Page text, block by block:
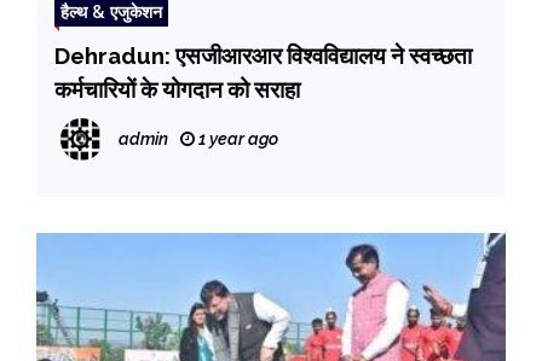
हैल्थ & एजुकेशन
Dehradun: एसजीआरआर विश्वविद्यालय ने स्वच्छता
कर्मचारियों के योगदान को सराहा
admin 1 year ago